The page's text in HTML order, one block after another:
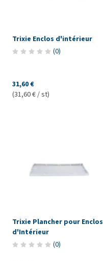
Trixie Enclos d'intérieur
(0)
31,60 €
(31,60 € / st)
Trixie Plancher pour Enclos
d'Intérieur
(0)